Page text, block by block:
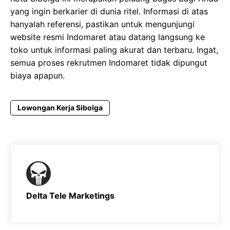
yang ingin berkarier di dunia ritel. Informasi di atas
hanyalah referensi, pastikan untuk mengunjungi
website resmi Indomaret atau datang langsung ke
toko untuk informasi paling akurat dan terbaru. Ingat,
semua proses rekrutmen Indomaret tidak dipungut
biaya apapun.
Lowongan Kerja Sibolga
Delta Tele Marketings